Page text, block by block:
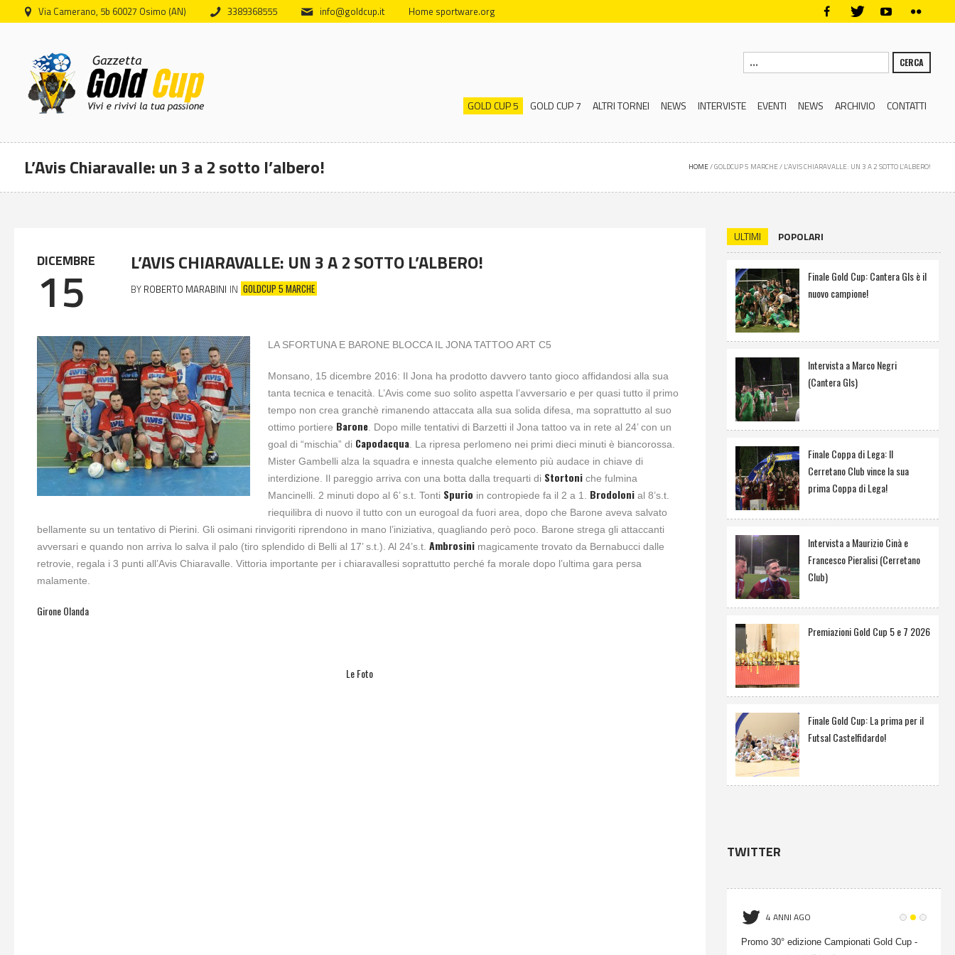
Via Camerano, 5b 60027 Osimo (AN) 3389368555 info@goldcup.it Home sportware.org
CERCA
GOLD CUP 5 GOLD CUP 7 ALTRI TORNEI NEWS INTERVISTE EVENTI NEWS ARCHIVIO CONTATTI
L’Avis Chiaravalle: un 3 a 2 sotto l’albero! HOME/GOLDCUP 5 MARCHE/ L’AVIS CHIARAVALLE: UN 3 A 2 SOTTO L’ALBERO!
DICEMBRE
15 L’AVIS CHIARAVALLE: UN 3 A 2 SOTTO L’ALBERO!
BY ROBERTO MARABINI IN GOLDCUP 5 MARCHE
LA SFORTUNA E BARONE BLOCCA IL JONA TATTOO ART C5
Monsano, 15 dicembre 2016: Il Jona ha prodotto davvero tanto gioco affidandosi alla sua
tanta tecnica e tenacità. L’Avis come suo solito aspetta l’avversario e per quasi tutto il primo
tempo non crea granchè rimanendo attaccata alla sua solida difesa, ma soprattutto al suo
ottimo portiere Barone. Dopo mille tentativi di Barzetti il Jona tattoo va in rete al 24’ con un
goal di “mischia” di Capodacqua. La ripresa perlomeno nei primi dieci minuti è biancorossa.
Mister Gambelli alza la squadra e innesta qualche elemento più audace in chiave di
interdizione. Il pareggio arriva con una botta dalla trequarti di Stortoni che fulmina
Mancinelli. 2 minuti dopo al 6’ s.t. Tonti Spurio in contropiede fa il 2 a 1. Brodoloni al 8’s.t.
riequilibra di nuovo il tutto con un eurogoal da fuori area, dopo che Barone aveva salvato
bellamente su un tentativo di Pierini. Gli osimani rinvigoriti riprendono in mano l’iniziativa, quagliando però poco. Barone strega gli attaccanti
avversari e quando non arriva lo salva il palo (tiro splendido di Belli al 17’ s.t.). Al 24’s.t. Ambrosini magicamente trovato da Bernabucci dalle
retrovie, regala i 3 punti all’Avis Chiaravalle. Vittoria importante per i chiaravallesi soprattutto perché fa morale dopo l’ultima gara persa
malamente.
Girone Olanda
Le Foto
ULTIMI POPOLARI
Finale Gold Cup: Cantera Gls è il
nuovo campione!
Intervista a Marco Negri
(Cantera Gls)
Finale Coppa di Lega: Il
Cerretano Club vince la sua
prima Coppa di Lega!
Intervista a Maurizio Cinà e
Francesco Pieralisi (Cerretano
Club)
Premiazioni Gold Cup 5 e 7 2026
Finale Gold Cup: La prima per il
Futsal Castelfidardo!
TWITTER
4 ANNI AGO
Promo 30° edizione Campionati Gold Cup -